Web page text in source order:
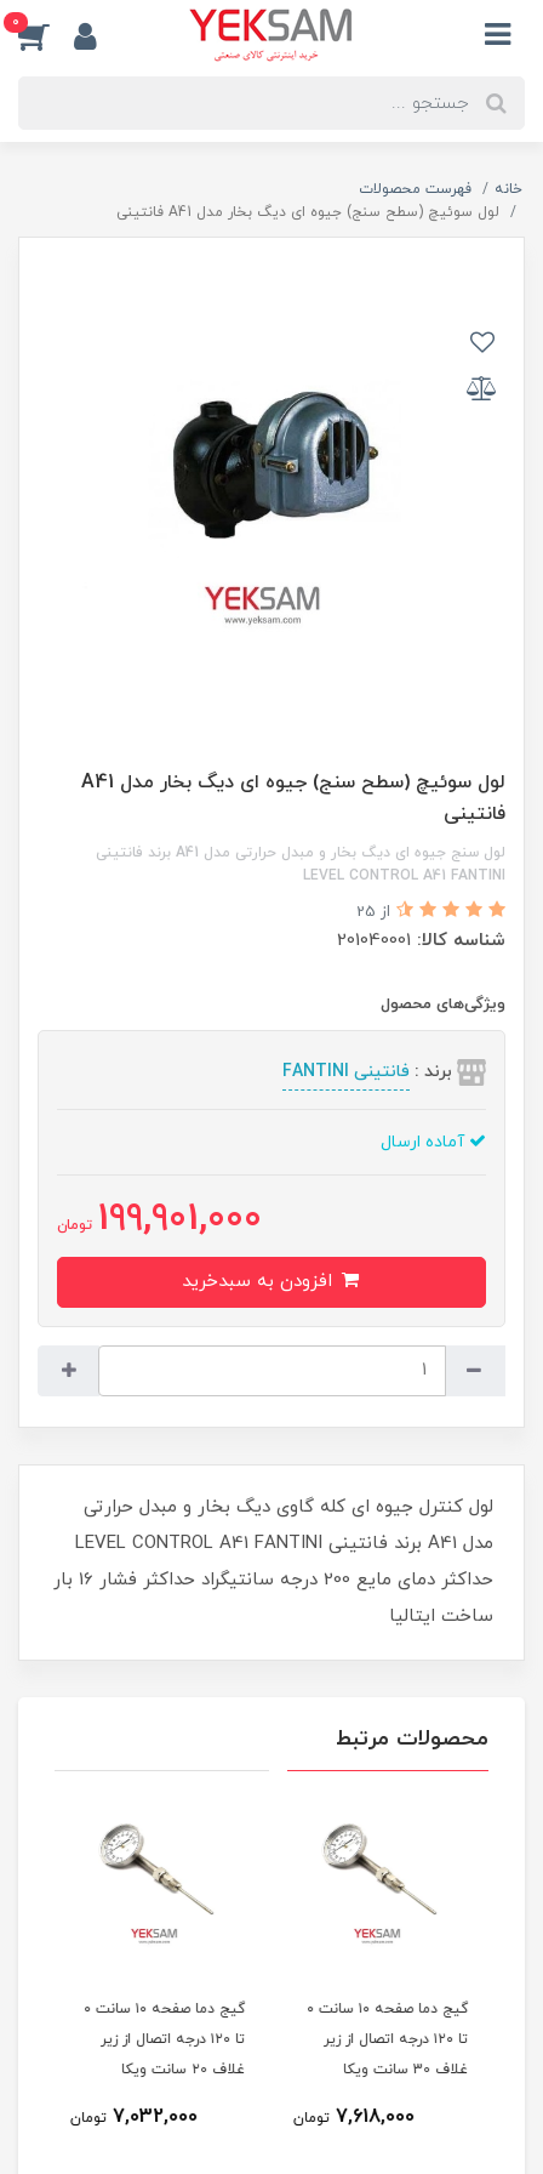
0
خانه
فهرست محصولات
لول سوئیچ (سطح سنج) جیوه ای دیگ بخار مدل A41 فانتینی
لول سوئیچ (سطح سنج) جیوه ای دیگ بخار مدل A41
فانتینی
لول سنج جیوه ای دیگ بخار و مبدل حرارتی مدل A41 برند فانتینی
LEVEL CONTROL A41 FANTINI
از 25
شناسه کالا: 201040001
ویژگی‌های محصول
برند : فانتینی FANTINI
آماده ارسال
199,901,000 تومان
لول کنترل جیوه ای کله گاوی دیگ بخار و مبدل حرارتی
مدل A41 برند فانتینی LEVEL CONTROL A41 FANTINI
حداکثر دمای مایع 200 درجه سانتیگراد حداکثر فشار 16 بار
ساخت ایتالیا
محصولات مرتبط
گیج دما صفحه ۱۰ سانت ۰
تا ۱۲۰ درجه اتصال از زیر
غلاف 30 سانت ویکا
7,618,000 تومان
گیج دما صفحه ۱۰ سانت ۰
تا ۱۲۰ درجه اتصال از زیر
غلاف ۲0 سانت ویکا
7,032,000 تومان